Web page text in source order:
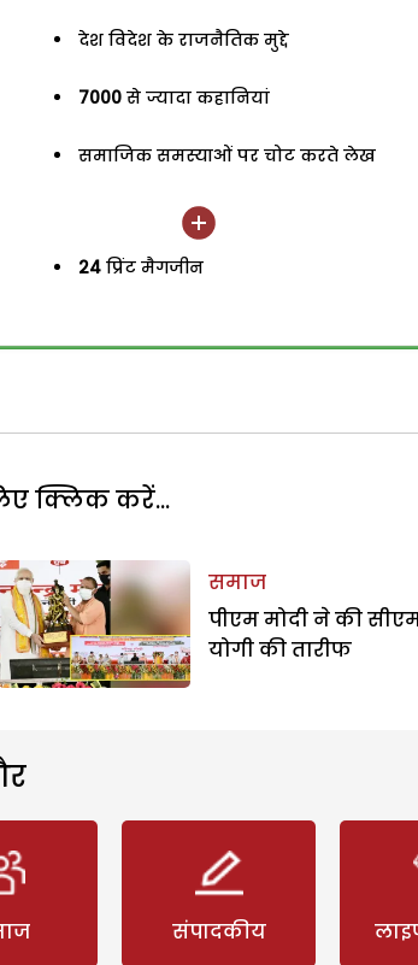
देश विदेश के राजनैतिक मुद्दे
7000 से ज्यादा कहानियां
समाजिक समस्याओं पर चोट करते लेख
24 प्रिंट मैगजीन
क्लिक करें...
समाज
पीएम मोदी ने की
योगी की तारीफ
संपादकीय